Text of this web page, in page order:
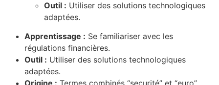
Outil : Utiliser des solutions technologiques
adaptées.
Apprentissage : Se familiariser avec les
régulations financières.
Outil : Utiliser des solutions technologiques
adaptées.
Origine : Termes combinés “securité” et “euro”.